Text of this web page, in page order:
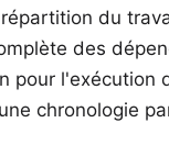
répartition du
des
pour l'exécution
chronologie